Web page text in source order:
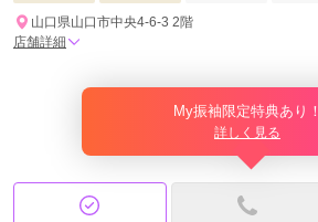
山口県山口市中央4-6-3 2階
店舗詳細
My振袖限定特典あり！
詳しく見る